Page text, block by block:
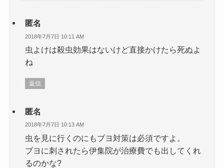
匿名
2018年7月7日 10:11 AM
虫よけは殺虫効果はないけど直接かけたら死ぬよ
ね
返信
匿名
2018年7月7日 10:13 AM
虫を見に行くのにもブヨ対策は必須ですよ。
ブヨに刺されたら伊集院が治療費でも出してくれ
るのかな?